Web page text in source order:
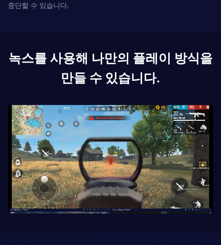
중단할 수 있습니다.
녹스를 사용해 나만의 플레이 방식을
만들 수 있습니다.